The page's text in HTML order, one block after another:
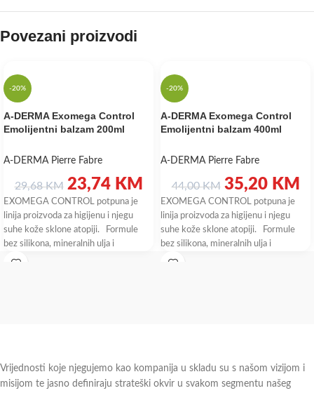
Povezani proizvodi
-20%
A-DERMA Exomega Control
Emolijentni balzam 200ml
A-DERMA Pierre Fabre
29,68KM 23,74 KM
EXOMEGA CONTROL potpuna je
linija proizvoda za higijenu i njegu
suhe kože sklone atopiji. Formule
bez silikona, mineralnih ulja i
-20%
A-DERMA Exomega Control
Emolijentni balzam 400ml
A-DERMA Pierre Fabre
44,00KM 35,20 KM
EXOMEGA CONTROL potpuna je
linija proizvoda za higijenu i njegu
suhe kože sklone atopiji. Formule
bez silikona, mineralnih ulja i
Vrijednosti koje njegujemo kao kompanija u skladu su s našom vizijom i
misijom te jasno definiraju strateški okvir u svakom segmentu našeg